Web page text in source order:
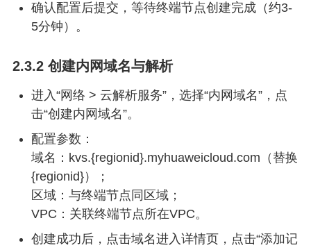
确认配置后提交，等待终端节点创建完成（约3-
5分钟）。
2.3.2 创建内网域名与解析
进入“网络 > 云解析服务”，选择“内网域名”，点
击“创建内网域名”。
配置参数：
域名：kvs.{regionid}.myhuaweicloud.com（替换
{regionid}）；
区域：与终端节点同区域；
VPC：关联终端节点所在VPC。
创建成功后，点击域名进入详情页，点击“添加记